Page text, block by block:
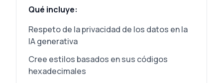
Qué incluye:
Respeto de la privacidad de los datos en la
IA generativa
Cree estilos basados en sus códigos
hexadecimales